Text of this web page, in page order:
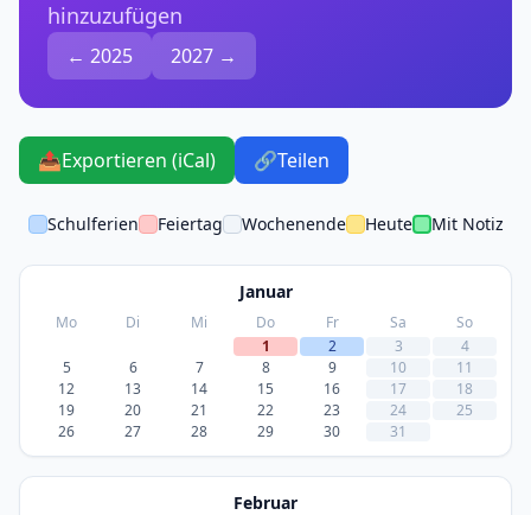
hinzuzufügen
← 2025 2027 →
📤Exportieren (iCal) 🔗Teilen
Schulferien Feiertag Wochenende Heute Mit Notiz
Januar
Mo Di Mi Do Fr Sa
So
1
2 3
4
5
6 7 8 9 10
11
12
13 14 15 16 17
18
19
20 21 22 23 24
25
26
27 28 29 30 31
Februar